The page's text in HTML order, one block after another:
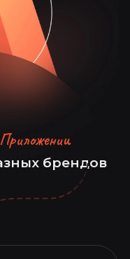
Приложении
брендов